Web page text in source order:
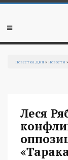
Перейти к основному
Мобильное
Повестка Дня »Новости
Леся